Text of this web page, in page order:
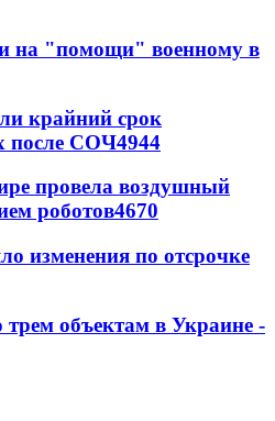
на "помощи" военному в
крайний срок
после СОЧ4944
провела воздушный
роботов4670
изменения по отсрочке
объектам в Украине -